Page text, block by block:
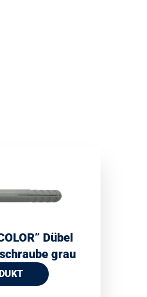
Dübel
grau